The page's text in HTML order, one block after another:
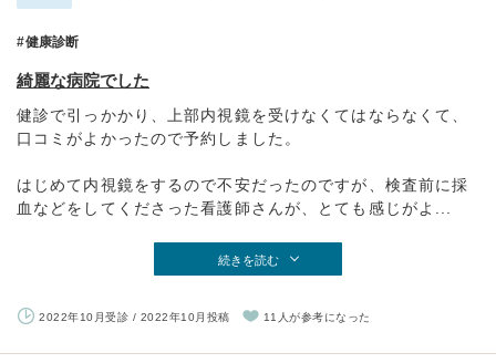
健康診断
綺麗な病院でした
健診で引っかかり、上部内視鏡を受けなくてはならなくて、
口コミがよかったので予約しました。
はじめて内視鏡をするので不安だったのですが、検査前に採
血などをしてくださった看護師さんが、とても感じがよ...
続きを読む
2022年10月受診 / 2022年10月投稿 11人が参考になった